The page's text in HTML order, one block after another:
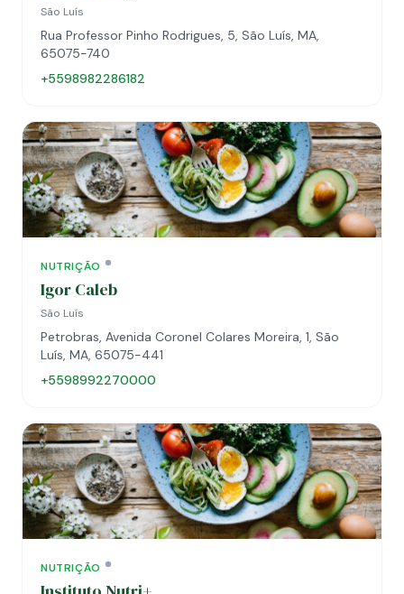
São Luís
Rua Professor Pinho Rodrigues, 5, São Luís, MA,
65075-740
+5598982286182
NUTRIÇÃO
Igor Caleb
São Luís
Petrobras, Avenida Coronel Colares Moreira, 1, São
Luís, MA, 65075-441
+5598992270000
NUTRIÇÃO